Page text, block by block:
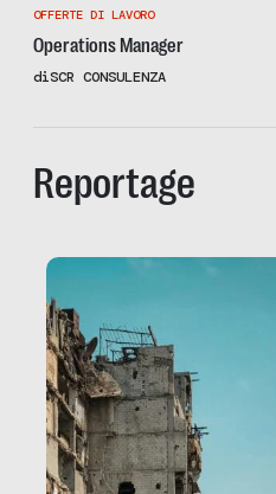
OFFERTE DI LAVORO
Operations Manager
diSCR CONSULENZA
Reportage